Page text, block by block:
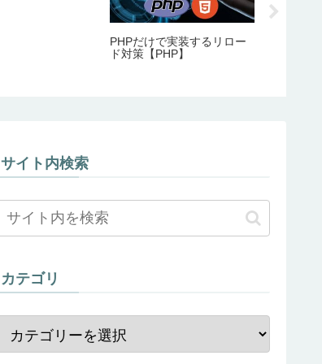
PHPだけで実装するリロー
ド対策【PHP】
サイト内検索
カテゴリ